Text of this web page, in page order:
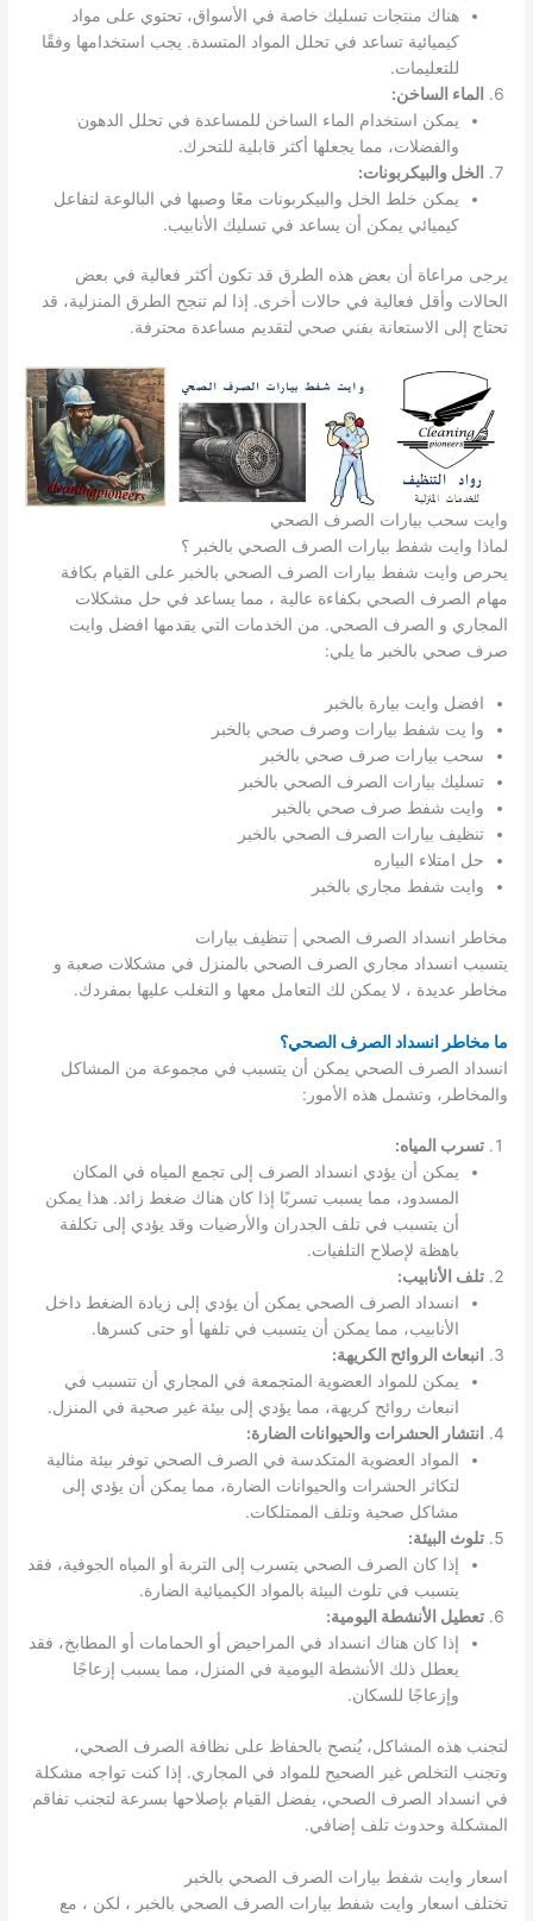
هناك منتجات تسليك خاصة في الأسواق، تحتوي على مواد
كيميائية تساعد في تحلل المواد المتسدة. يجب استخدامها وفقًا
للتعليمات.
الماء الساخن:
يمكن استخدام الماء الساخن للمساعدة في تحلل الدهون
والفضلات، مما يجعلها أكثر قابلية للتحرك.
الخل والبيكربونات:
يمكن خلط الخل والبيكربونات معًا وصبها في البالوعة لتفاعل
كيميائي يمكن أن يساعد في تسليك الأنابيب.
يرجى مراعاة أن بعض هذه الطرق قد تكون أكثر فعالية في بعض
الحالات وأقل فعالية في حالات أخرى. إذا لم تنجح الطرق المنزلية، قد
تحتاج إلى الاستعانة بفني صحي لتقديم مساعدة محترفة.
وايت سحب بيارات الصرف الصحي
لماذا وايت شفط بيارات الصرف الصحي بالخبر ؟
يحرص وايت شفط بيارات الصرف الصحي بالخبر على القيام بكافة
مهام الصرف الصحي بكفاءة عالية ، مما يساعد في حل مشكلات
المجاري و الصرف الصحي. من الخدمات التي يقدمها افضل وايت
صرف صحي بالخبر ما يلي:
افضل وايت بيارة بالخبر
وا يت شفط بيارات وصرف صحي بالخبر
سحب بيارات صرف صحي بالخبر
تسليك بيارات الصرف الصحي بالخبر
وايت شفط صرف صحي بالخبر
تنظيف بيارات الصرف الصحي بالخبر
حل امتلاء البياره
وايت شفط مجاري بالخبر
مخاطر انسداد الصرف الصحي | تنظيف بيارات
يتسبب انسداد مجاري الصرف الصحي بالمنزل في مشكلات صعبة و
مخاطر عديدة ، لا يمكن لك التعامل معها و التغلب عليها بمفردك.
ما مخاطر انسداد الصرف الصحي؟
انسداد الصرف الصحي يمكن أن يتسبب في مجموعة من المشاكل
والمخاطر، وتشمل هذه الأمور:
تسرب المياه:
يمكن أن يؤدي انسداد الصرف إلى تجمع المياه في المكان
المسدود، مما يسبب تسربًا إذا كان هناك ضغط زائد. هذا يمكن
أن يتسبب في تلف الجدران والأرضيات وقد يؤدي إلى تكلفة
باهظة لإصلاح التلفيات.
تلف الأنابيب:
انسداد الصرف الصحي يمكن أن يؤدي إلى زيادة الضغط داخل
الأنابيب، مما يمكن أن يتسبب في تلفها أو حتى كسرها.
انبعاث الروائح الكريهة:
يمكن للمواد العضوية المتجمعة في المجاري أن تتسبب في
انبعاث روائح كريهة، مما يؤدي إلى بيئة غير صحية في المنزل.
انتشار الحشرات والحيوانات الضارة:
المواد العضوية المتكدسة في الصرف الصحي توفر بيئة مثالية
لتكاثر الحشرات والحيوانات الضارة، مما يمكن أن يؤدي إلى
مشاكل صحية وتلف الممتلكات.
تلوث البيئة:
إذا كان الصرف الصحي يتسرب إلى التربة أو المياه الجوفية، فقد
يتسبب في تلوث البيئة بالمواد الكيميائية الضارة.
تعطيل الأنشطة اليومية:
إذا كان هناك انسداد في المراحيض أو الحمامات أو المطابخ، فقد
يعطل ذلك الأنشطة اليومية في المنزل، مما يسبب إزعاجًا
وإزعاجًا للسكان.
لتجنب هذه المشاكل، يُنصح بالحفاظ على نظافة الصرف الصحي،
وتجنب التخلص غير الصحيح للمواد في المجاري. إذا كنت تواجه مشكلة
في انسداد الصرف الصحي، يفضل القيام بإصلاحها بسرعة لتجنب تفاقم
المشكلة وحدوث تلف إضافي.
اسعار وايت شفط بيارات الصرف الصحي بالخبر
تختلف اسعار وايت شفط بيارات الصرف الصحي بالخبر ، لكن ، مع